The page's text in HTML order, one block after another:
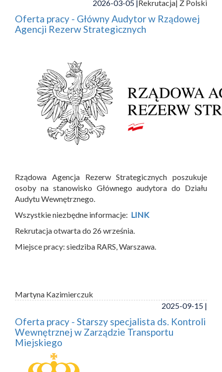
2026-03-05 |Rekrutacja| Z Polski
Oferta pracy - Główny Audytor w Rządowej
Agencji Rezerw Strategicznych
Rządowa Agencja Rezerw Strategicznych poszukuje
osoby na stanowisko Głównego audytora do Działu
Audytu Wewnętrznego.
Wszystkie niezbędne informacje: LINK
Rekrutacja otwarta do 26 września.
Miejsce pracy: siedziba RARS, Warszawa.
Martyna Kazimierczuk
2025-09-15 |
Oferta pracy - Starszy specjalista ds. Kontroli
Wewnętrznej w Zarządzie Transportu
Miejskiego